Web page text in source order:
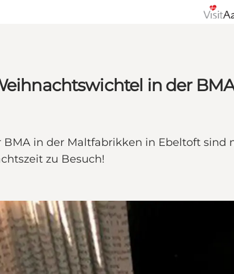
in der
in der Maltfabrikken in Ebeltoft
zu Besuch!